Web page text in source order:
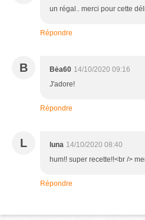
un régal.. merci pour cette
Répondre
B Bėa60 14/10/2020 09:16
J'adore!
Répondre
L luna 14/10/2020 08:40
hum!! super recette!!<br />
Répondre